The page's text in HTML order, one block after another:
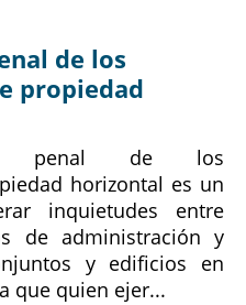
de los
propiedad
penal de los
horizontal es un
inquietudes entre
de administración y
y edificios en
que quien ejer...